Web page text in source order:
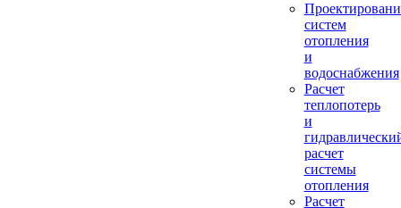
систем
отопления
и
водоснабжения
Расчет
теплопотерь
и
расчет
системы
отопления
Расчет